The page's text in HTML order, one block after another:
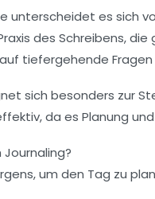
unterscheidet es sich
des Schreibens,
tiefergehende
sich besonders zur
da es Planung
um den Tag zu